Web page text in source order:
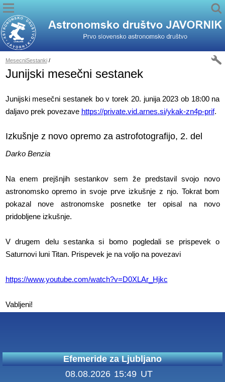
MesecniSestanki/
Junijski mesečni sestanek
Junijski mesečni sestanek bo v torek 20. junija 2023 ob 18:00 na
daljavo prek povezave https://private.vid.arnes.si/ykak-zn4p-prif.
Izkušnje z novo opremo za astrofotografijo, 2. del
Darko Benzia
Na enem prejšnjih sestankov sem že predstavil svojo novo
astronomsko opremo in svoje prve izkušnje z njo. Tokrat bom
pokazal nove astronomske posnetke ter opisal na novo
pridobljene izkušnje.
V drugem delu sestanka si bomo pogledali se prispevek o
Saturnovi luni Titan. Prispevek je na voljo na povezavi
https://www.youtube.com/watch?v=D0XLAr_Hjkc
Vabljeni!
Efemeride za Ljubljano
08.08.2026 15:49 UT